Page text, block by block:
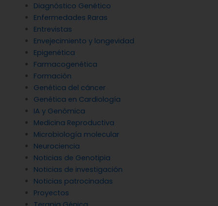
Diagnóstico Genético
Enfermedades Raras
Entrevistas
Envejecimiento y longevidad
Epigenética
Farmacogenética
Formación
Genética del cáncer
Genética en Cardiología
IA y Genómica
Medicina Reproductiva
Microbiología molecular
Neurociencia
Noticias de Genotipia
Noticias de investigación
Noticias patrocinadas
Proyectos